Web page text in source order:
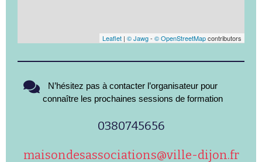
Leaflet | © Jawg- © OpenStreetMapcontributors
N’hésitez pas à contacter l’organisateur pour
connaître les prochaines sessions de formation
0380745656
maisondesassociations@ville-dijon.fr